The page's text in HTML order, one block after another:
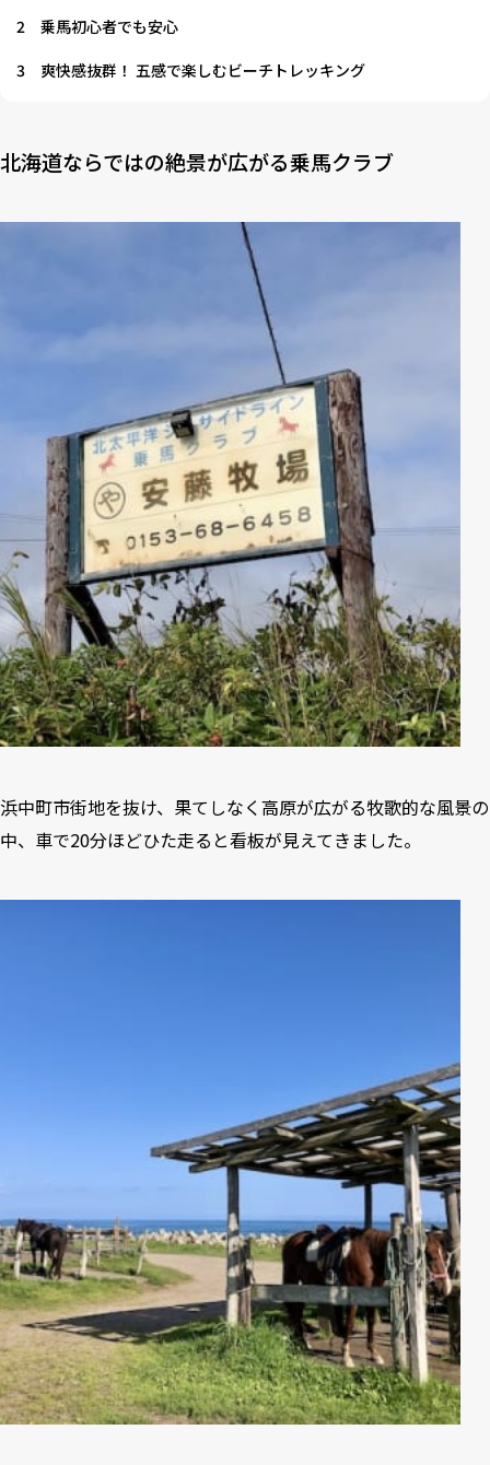
2
乗馬初心者でも安心
3
爽快感抜群！ 五感で楽しむビーチトレッキング
北海道ならではの絶景が広がる乗馬クラブ
浜中町市街地を抜け、果てしなく高原が広がる牧歌的な風景の
中、車で20分ほどひた走ると看板が見えてきました。